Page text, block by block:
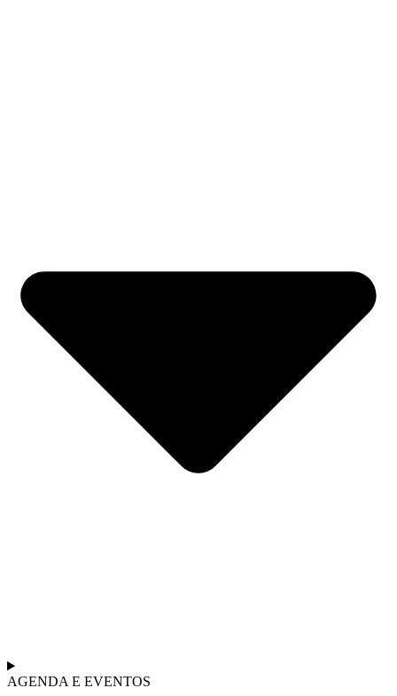
AGENDA E EVENTOS